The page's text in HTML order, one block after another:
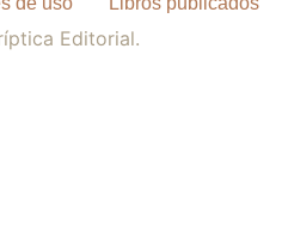
Editorial.